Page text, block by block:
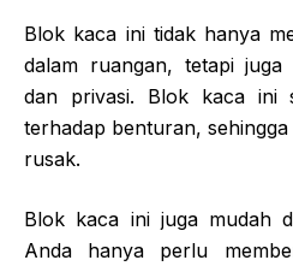
Blok kaca ini tidak hanya
dalam ruangan, tetapi juga
dan privasi. Blok kaca ini
terhadap benturan,
rusak.
Blok kaca ini juga mudah
Anda hanya perlu